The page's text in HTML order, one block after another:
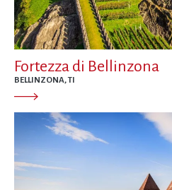
Fortezza di Bellinzona
BELLINZONA, TI